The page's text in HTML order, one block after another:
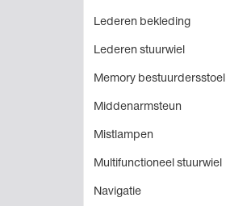
Lederen bekleding
Lederen stuurwiel
Memory bestuurdersstoel
Middenarmsteun
Mistlampen
Multifunctioneel stuurwiel
Navigatie